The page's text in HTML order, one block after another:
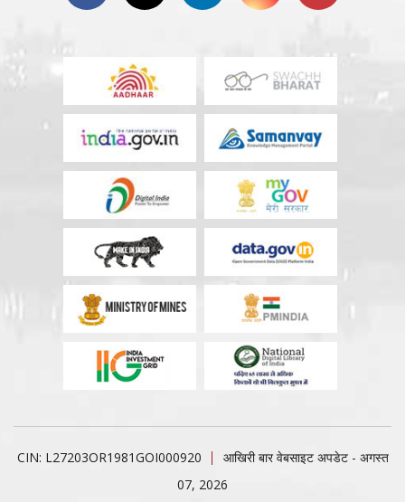
CIN: L27203OR1981GOI000920
आखिरी बार वेबसाइट अपडेट - अगस्त
07, 2026